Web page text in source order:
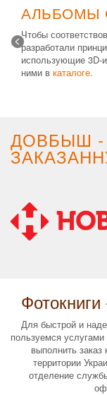
АЛЬБОМЫ
Чтобы
разработали
использующие 3D-
ними в каталоге.
ДОВБЫШ -
Для быстрой и
пользуемся
выполнить заказ
территории
отделение